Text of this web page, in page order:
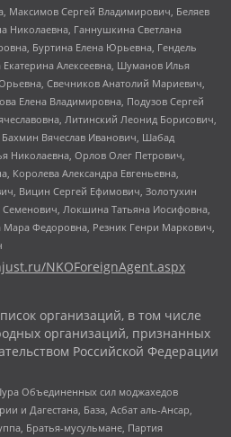
Максимов Сергей Владимирович, Беляев
Николаевна, Ганнушкина Светлана
Буртина Елена Юрьевна, Гендель
Алексеевна, Шуманов Илья
Свечников Анатолий Мариевич,
Елена Владимировна, Подузов Сергей
Литинский Леонид Борисович,
Вячеслав Иванович, Шабад
Николаевна, Орлов Олег Петрович,
Королева Александра Евгеньевна,
Вицин Сергей Ефимович, Золотухин
Локшина Татьяна Иосифовна,
Федоровна, Резник Генри Маркович,
NKOForeignAgent.aspx
организаций, в том числе
организаций, признанных
Российской Федерации
Объединенных сил моджахедов
и Дагестана, База, Асбат аль-Ансар,
Братья-мусульмане, Партия